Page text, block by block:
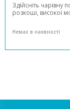
Здійсніть чарівну
розкоші, високої
життя казка –
сучасна. Простора
Немає в наявності